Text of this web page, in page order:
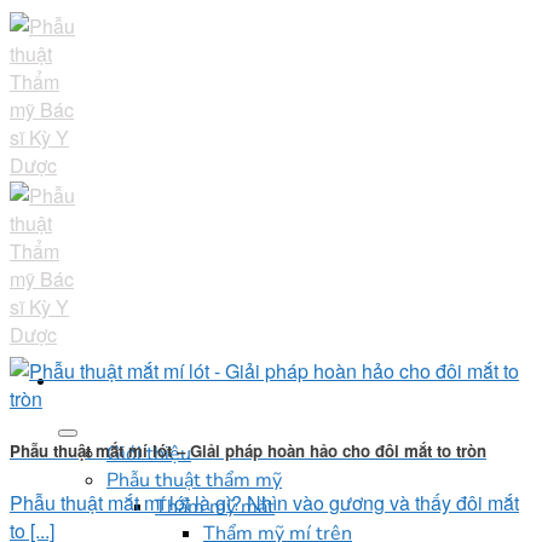
Skip
to
content
Giới thiệu
Phẫu thuật thẩm mỹ
Thẩm mỹ mắt
Thẩm mỹ mí trên
Phẫu thuật mắt mí lót – Giải pháp hoàn hảo cho đôi mắt to tròn
Phẫu thuật mắt mí lót là gì? Nhìn vào gương và thấy đôi mắt
to [...]